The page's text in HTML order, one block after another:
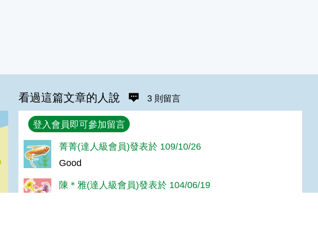
看過這篇文章的人說 3 則留言
回覆
登入會員即可參加留言
菁菁(達人級會員)發表於 109/10/26
Good
陳＊雅(達人級會員)發表於 104/06/19